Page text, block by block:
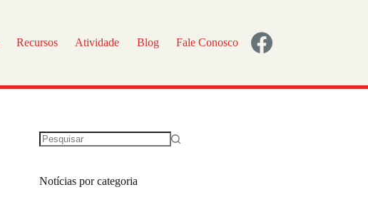
Recursos Atividade Blog Fale Conosco
Notícias por categoria